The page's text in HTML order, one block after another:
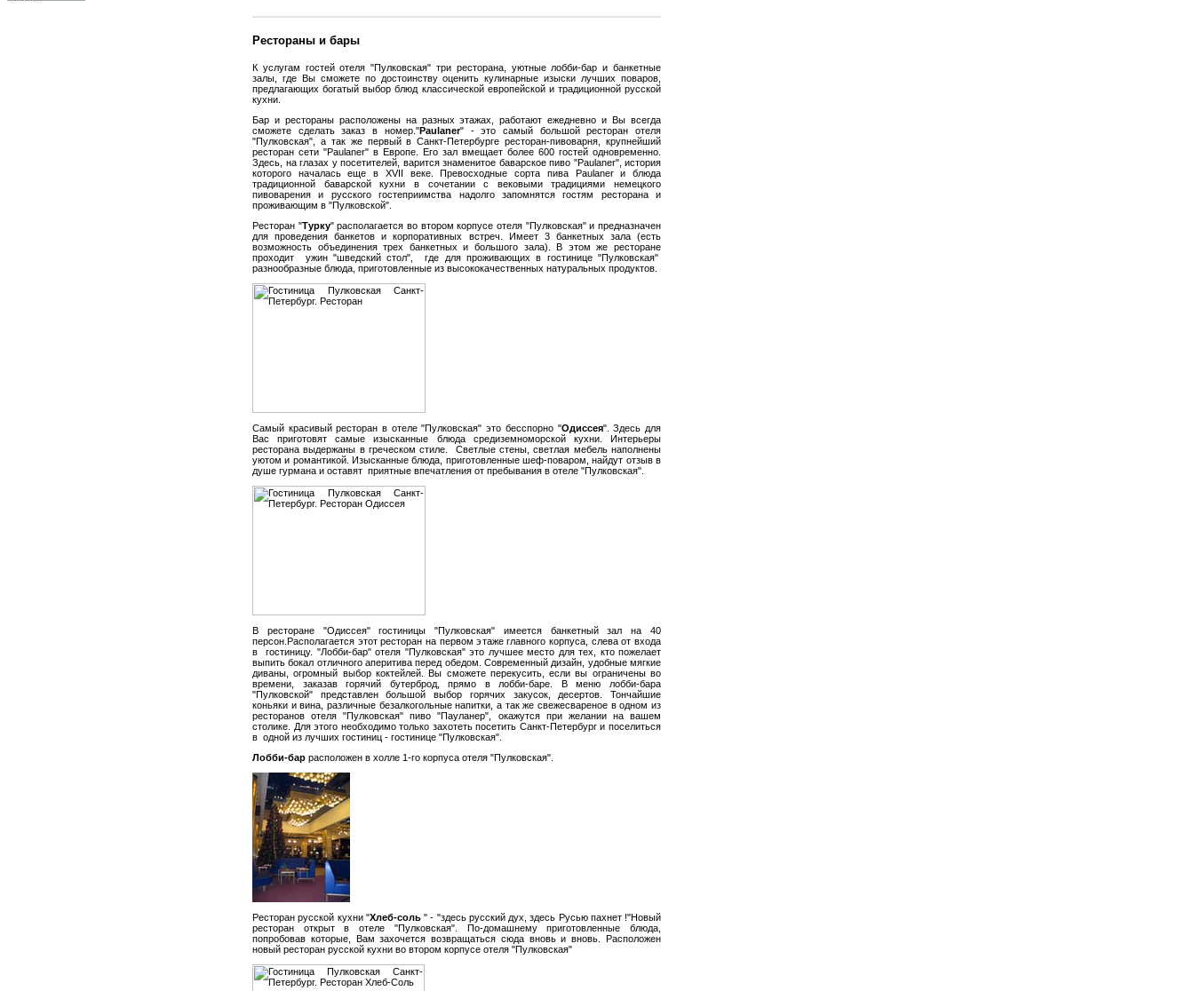
Рестораны и бары
К услугам гостей отеля "Пулковская" три ресторана, уютные лобби-бар и банкетные
залы, где Вы сможете по достоинству оценить кулинарные изыски лучших поваров,
предлагающих богатый выбор блюд классической европейской и традиционной русской
кухни.
Бар и рестораны расположены на разных этажах, работают ежедневно и Вы всегда
сможете сделать заказ в номер."Paulaner" - это самый большой ресторан отеля
"Пулковская", а так же первый в Санкт-Петербурге ресторан-пивоварня, крупнейший
ресторан сети "Paulaner" в Европе. Его зал вмещает более 600 гостей одновременно.
Здесь, на глазах у посетителей, варится знаменитое баварское пиво "Paulaner", история
которого началась еще в XVII веке. Превосходные сорта пива Paulaner и блюда
традиционной баварской кухни в сочетании с вековыми традициями немецкого
пивоварения и русского гостеприимства надолго запомнятся гостям ресторана и
проживающим в "Пулковской".
Ресторан "Турку" располагается во втором корпусе отеля "Пулковская" и предназначен
для проведения банкетов и корпоративных встреч. Имеет 3 банкетных зала (есть
возможность объединения трех банкетных и большого зала). В этом же ресторане
проходит ужин "шведский стол", где для проживающих в гостинице "Пулковская"
разнообразные блюда, приготовленные из высококачественных натуральных продуктов.
Самый красивый ресторан в отеле "Пулковская" это бесспорно "Одиссея". Здесь для
Вас приготовят самые изысканные блюда средиземноморской кухни. Интерьеры
ресторана выдержаны в греческом стиле. Светлые стены, светлая мебель наполнены
уютом и романтикой. Изысканные блюда, приготовленные шеф-поваром, найдут отзыв в
душе гурмана и оставят приятные впечатления от пребывания в отеле "Пулковская".
В ресторане "Одиссея" гостиницы "Пулковская" имеется банкетный зал на 40
персон.Располагается этот ресторан на первом этаже главного корпуса, слева от входа
в гостиницу. "Лобби-бар" отеля "Пулковская" это лучшее место для тех, кто пожелает
выпить бокал отличного аперитива перед обедом. Современный дизайн, удобные мягкие
диваны, огромный выбор коктейлей. Вы сможете перекусить, если вы ограничены во
времени, заказав горячий бутерброд, прямо в лобби-баре. В меню лобби-бара
"Пулковской" представлен большой выбор горячих закусок, десертов. Тончайшие
коньяки и вина, различные безалкогольные напитки, а так же свежесвареное в одном из
ресторанов отеля "Пулковская" пиво "Пауланер", окажутся при желании на вашем
столике. Для этого необходимо только захотеть посетить Санкт-Петербург и поселиться
в одной из лучших гостиниц - гостинице "Пулковская".
Лобби-бар расположен в холле 1-го корпуса отеля "Пулковская".
Ресторан русской кухни "Хлеб-соль" - "здесь русский дух, здесь Русью пахнет !"Новый
ресторан открыт в отеле "Пулковская". По-домашнему приготовленные блюда,
попробовав которые, Вам захочется возвращаться сюда вновь и вновь. Расположен
новый ресторан русской кухни во втором корпусе отеля "Пулковская"